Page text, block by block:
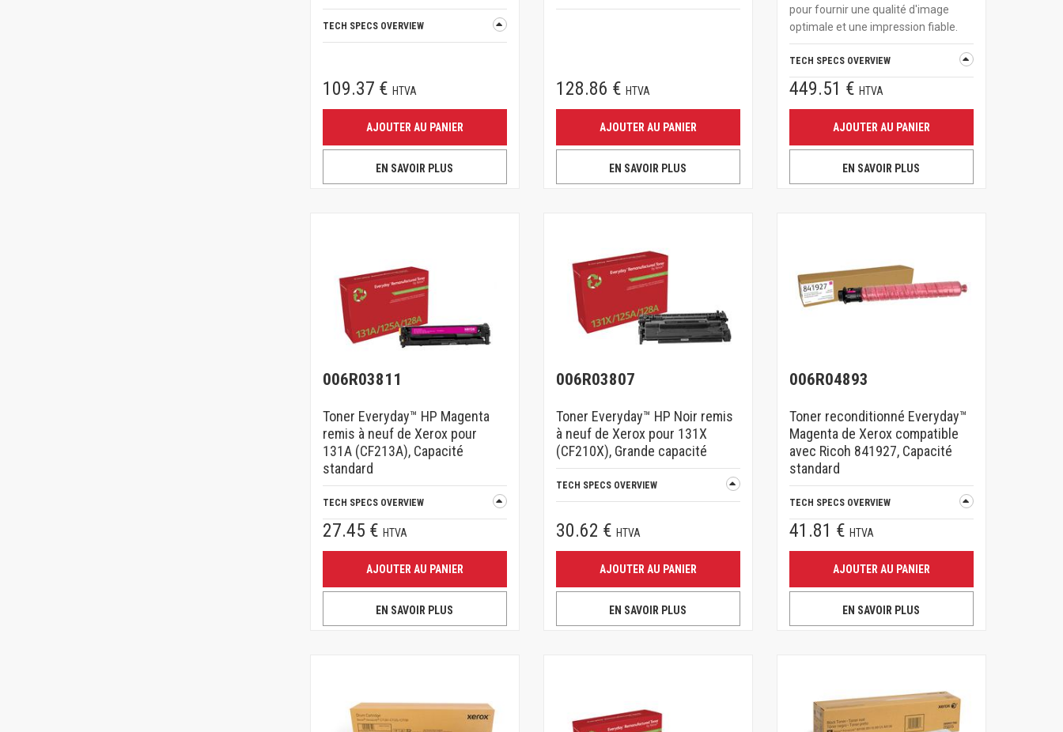
TECH SPECS OVERVIEW
109.37 € HTVA
AJOUTER AU PANIER
EN SAVOIR PLUS
128.86 € HTVA
AJOUTER AU PANIER
EN SAVOIR PLUS
pour fournir une qualité d'image
optimale et une impression fiable.
TECH SPECS OVERVIEW
449.51 € HTVA
AJOUTER AU PANIER
EN SAVOIR PLUS
006R03811
Toner Everyday™ HP Magenta
remis à neuf de Xerox pour
131A (CF213A), Capacité
standard
TECH SPECS OVERVIEW
27.45 € HTVA
AJOUTER AU PANIER
EN SAVOIR PLUS
006R03807
Toner Everyday™ HP Noir remis
à neuf de Xerox pour 131X
(CF210X), Grande capacité
TECH SPECS OVERVIEW
30.62 € HTVA
AJOUTER AU PANIER
EN SAVOIR PLUS
006R04893
Toner reconditionné Everyday™
Magenta de Xerox compatible
avec Ricoh 841927, Capacité
standard
TECH SPECS OVERVIEW
41.81 € HTVA
AJOUTER AU PANIER
EN SAVOIR PLUS